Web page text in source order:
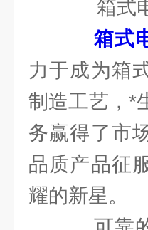
箱式
箱式
力于成为箱
制造工艺，*
务赢得了市
品质产品征
耀的新星。